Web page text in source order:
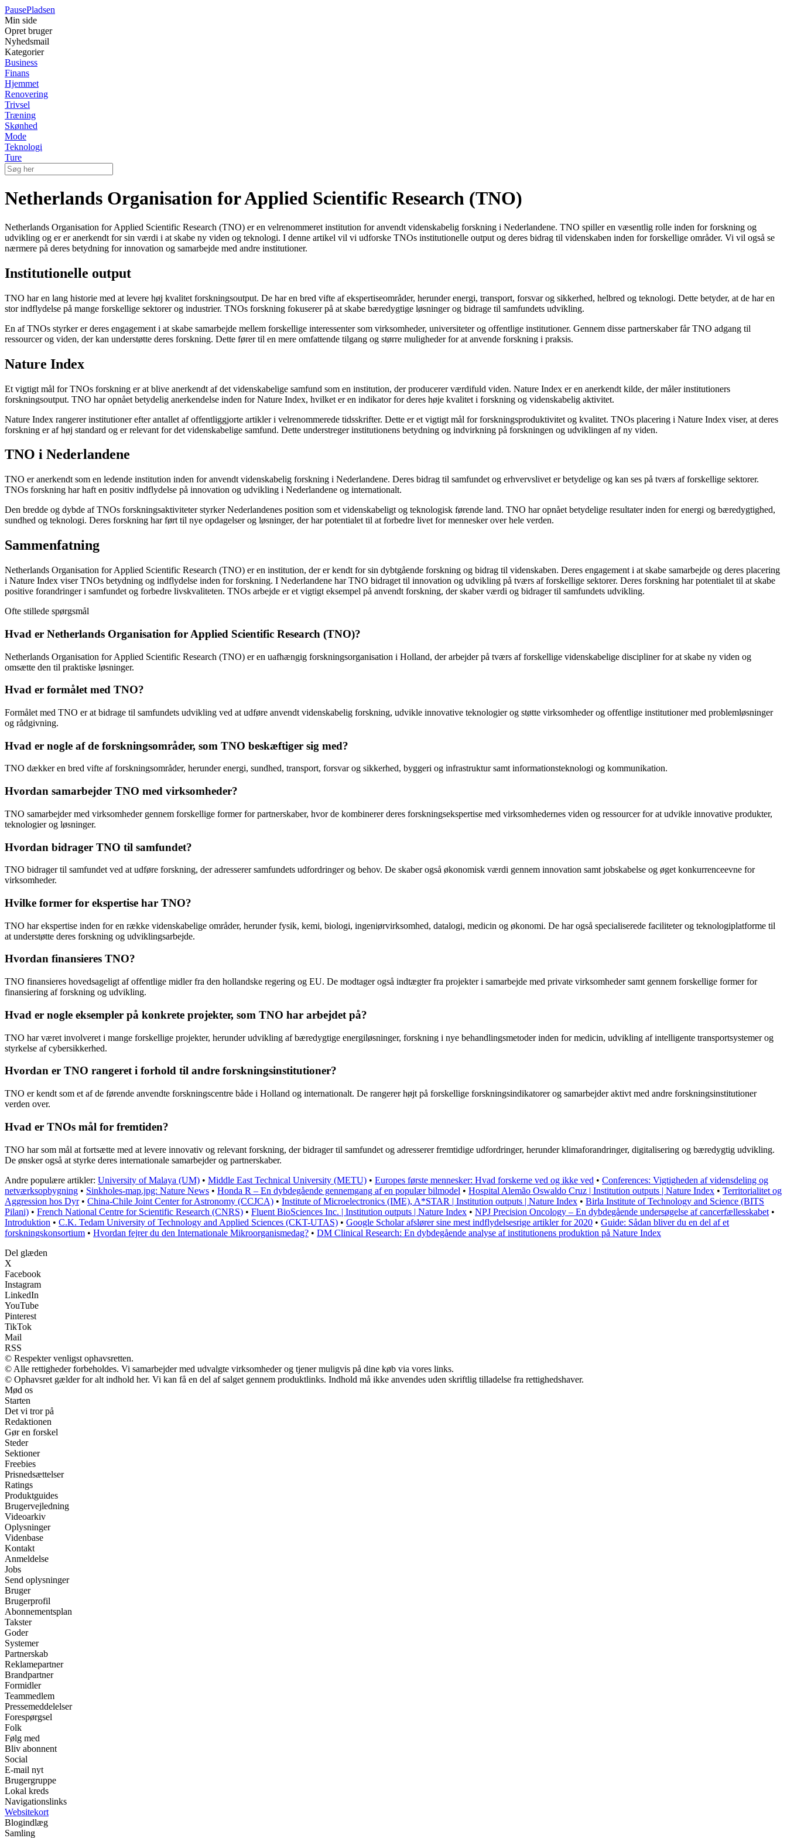
PausePladsen
Min side
Opret bruger
Nyhedsmail
Kategorier
Business
Finans
Hjemmet
Renovering
Trivsel
Træning
Skønhed
Mode
Teknologi
Ture
Netherlands Organisation for Applied Scientific Research (TNO)
Netherlands Organisation for Applied Scientific Research (TNO) er en velrenommeret institution for anvendt videnskabelig forskning i Nederlandene. TNO spiller en væsentlig rolle inden for forskning og
udvikling og er er anerkendt for sin værdi i at skabe ny viden og teknologi. I denne artikel vil vi udforske TNOs institutionelle output og deres bidrag til videnskaben inden for forskellige områder. Vi vil også se
nærmere på deres betydning for innovation og samarbejde med andre institutioner.
Institutionelle output
TNO har en lang historie med at levere høj kvalitet forskningsoutput. De har en bred vifte af ekspertiseområder, herunder energi, transport, forsvar og sikkerhed, helbred og teknologi. Dette betyder, at de har en
stor indflydelse på mange forskellige sektorer og industrier. TNOs forskning fokuserer på at skabe bæredygtige løsninger og bidrage til samfundets udvikling.
En af TNOs styrker er deres engagement i at skabe samarbejde mellem forskellige interessenter som virksomheder, universiteter og offentlige institutioner. Gennem disse partnerskaber får TNO adgang til
ressourcer og viden, der kan understøtte deres forskning. Dette fører til en mere omfattende tilgang og større muligheder for at anvende forskning i praksis.
Nature Index
Et vigtigt mål for TNOs forskning er at blive anerkendt af det videnskabelige samfund som en institution, der producerer værdifuld viden. Nature Index er en anerkendt kilde, der måler institutioners
forskningsoutput. TNO har opnået betydelig anerkendelse inden for Nature Index, hvilket er en indikator for deres høje kvalitet i forskning og videnskabelig aktivitet.
Nature Index rangerer institutioner efter antallet af offentliggjorte artikler i velrenommerede tidsskrifter. Dette er et vigtigt mål for forskningsproduktivitet og kvalitet. TNOs placering i Nature Index viser, at deres
forskning er af høj standard og er relevant for det videnskabelige samfund. Dette understreger institutionens betydning og indvirkning på forskningen og udviklingen af ny viden.
TNO i Nederlandene
TNO er anerkendt som en ledende institution inden for anvendt videnskabelig forskning i Nederlandene. Deres bidrag til samfundet og erhvervslivet er betydelige og kan ses på tværs af forskellige sektorer.
TNOs forskning har haft en positiv indflydelse på innovation og udvikling i Nederlandene og internationalt.
Den bredde og dybde af TNOs forskningsaktiviteter styrker Nederlandenes position som et videnskabeligt og teknologisk førende land. TNO har opnået betydelige resultater inden for energi og bæredygtighed,
sundhed og teknologi. Deres forskning har ført til nye opdagelser og løsninger, der har potentialet til at forbedre livet for mennesker over hele verden.
Sammenfatning
Netherlands Organisation for Applied Scientific Research (TNO) er en institution, der er kendt for sin dybtgående forskning og bidrag til videnskaben. Deres engagement i at skabe samarbejde og deres placering
i Nature Index viser TNOs betydning og indflydelse inden for forskning. I Nederlandene har TNO bidraget til innovation og udvikling på tværs af forskellige sektorer. Deres forskning har potentialet til at skabe
positive forandringer i samfundet og forbedre livskvaliteten. TNOs arbejde er et vigtigt eksempel på anvendt forskning, der skaber værdi og bidrager til samfundets udvikling.
Ofte stillede spørgsmål
Hvad er Netherlands Organisation for Applied Scientific Research (TNO)?
Netherlands Organisation for Applied Scientific Research (TNO) er en uafhængig forskningsorganisation i Holland, der arbejder på tværs af forskellige videnskabelige discipliner for at skabe ny viden og
omsætte den til praktiske løsninger.
Hvad er formålet med TNO?
Formålet med TNO er at bidrage til samfundets udvikling ved at udføre anvendt videnskabelig forskning, udvikle innovative teknologier og støtte virksomheder og offentlige institutioner med problemløsninger
og rådgivning.
Hvad er nogle af de forskningsområder, som TNO beskæftiger sig med?
TNO dækker en bred vifte af forskningsområder, herunder energi, sundhed, transport, forsvar og sikkerhed, byggeri og infrastruktur samt informationsteknologi og kommunikation.
Hvordan samarbejder TNO med virksomheder?
TNO samarbejder med virksomheder gennem forskellige former for partnerskaber, hvor de kombinerer deres forskningsekspertise med virksomhedernes viden og ressourcer for at udvikle innovative produkter,
teknologier og løsninger.
Hvordan bidrager TNO til samfundet?
TNO bidrager til samfundet ved at udføre forskning, der adresserer samfundets udfordringer og behov. De skaber også økonomisk værdi gennem innovation samt jobskabelse og øget konkurrenceevne for
virksomheder.
Hvilke former for ekspertise har TNO?
TNO har ekspertise inden for en række videnskabelige områder, herunder fysik, kemi, biologi, ingeniørvirksomhed, datalogi, medicin og økonomi. De har også specialiserede faciliteter og teknologiplatforme til
at understøtte deres forskning og udviklingsarbejde.
Hvordan finansieres TNO?
TNO finansieres hovedsageligt af offentlige midler fra den hollandske regering og EU. De modtager også indtægter fra projekter i samarbejde med private virksomheder samt gennem forskellige former for
finansiering af forskning og udvikling.
Hvad er nogle eksempler på konkrete projekter, som TNO har arbejdet på?
TNO har været involveret i mange forskellige projekter, herunder udvikling af bæredygtige energiløsninger, forskning i nye behandlingsmetoder inden for medicin, udvikling af intelligente transportsystemer og
styrkelse af cybersikkerhed.
Hvordan er TNO rangeret i forhold til andre forskningsinstitutioner?
TNO er kendt som et af de førende anvendte forskningscentre både i Holland og internationalt. De rangerer højt på forskellige forskningsindikatorer og samarbejder aktivt med andre forskningsinstitutioner
verden over.
Hvad er TNOs mål for fremtiden?
TNO har som mål at fortsætte med at levere innovativ og relevant forskning, der bidrager til samfundet og adresserer fremtidige udfordringer, herunder klimaforandringer, digitalisering og bæredygtig udvikling.
De ønsker også at styrke deres internationale samarbejder og partnerskaber.
Andre populære artikler: University of Malaya (UM) • Middle East Technical University (METU) • Europes første mennesker: Hvad forskerne ved og ikke ved • Conferences: Vigtigheden af vidensdeling og
netværksopbygning • Sinkholes-map.jpg: Nature News • Honda R – En dybdegående gennemgang af en populær bilmodel • Hospital Alemão Oswaldo Cruz | Institution outputs | Nature Index • Territorialitet og
Aggression hos Dyr• China-Chile Joint Center for Astronomy (CCJCA) • Institute of Microelectronics (IME), A*STAR | Institution outputs | Nature Index • Birla Institute of Technology and Science (BITS
Pilani) • French National Centre for Scientific Research (CNRS) • Fluent BioSciences Inc. | Institution outputs | Nature Index • NPJ Precision Oncology – En dybdegående undersøgelse af cancerfællesskabet •
Introduktion • C.K. Tedam University of Technology and Applied Sciences (CKT-UTAS) • Google Scholar afslører sine mest indflydelsesrige artikler for 2020 • Guide: Sådan bliver du en del af et
forskningskonsortium • Hvordan fejrer du den Internationale Mikroorganismedag? • DM Clinical Research: En dybdegående analyse af institutionens produktion på Nature Index
Del glæden
X
Facebook
Instagram
LinkedIn
YouTube
Pinterest
TikTok
Mail
RSS
© Respekter venligst ophavsretten.
© Alle rettigheder forbeholdes. Vi samarbejder med udvalgte virksomheder og tjener muligvis på dine køb via vores links.
© Ophavsret gælder for alt indhold her. Vi kan få en del af salget gennem produktlinks. Indhold må ikke anvendes uden skriftlig tilladelse fra rettighedshaver.
Mød os
Starten
Det vi tror på
Redaktionen
Gør en forskel
Steder
Sektioner
Freebies
Prisnedsættelser
Ratings
Produktguides
Brugervejledning
Videoarkiv
Oplysninger
Videnbase
Kontakt
Anmeldelse
Jobs
Send oplysninger
Bruger
Brugerprofil
Abonnementsplan
Takster
Goder
Systemer
Partnerskab
Reklamepartner
Brandpartner
Formidler
Teammedlem
Pressemeddelelser
Forespørgsel
Folk
Følg med
Bliv abonnent
Social
E-mail nyt
Brugergruppe
Lokal kreds
Navigationslinks
Websitekort
Blogindlæg
Samling